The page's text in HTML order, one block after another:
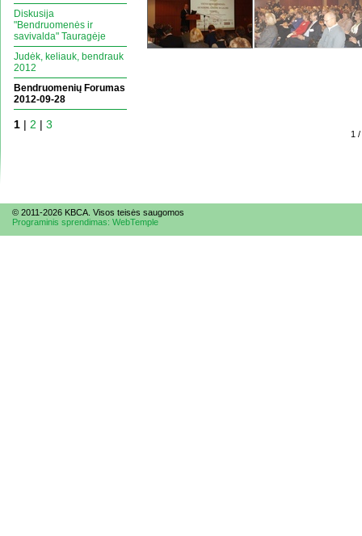
Diskusija
"Bendruomenės ir
savivalda" Tauragėje
Judėk, keliauk, bendrauk
2012
Bendruomenių Forumas
2012-09-28
1 | 2 | 3
1
© 2011-2026 KBCA. Visos teisės saugomos
Programinis sprendimas: WebTemple